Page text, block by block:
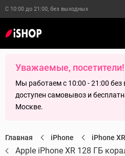
С 10:00 до 21:00, без выходных
Уважаемые, посетители!
Мы работаем с 10:00 - 21:00
доступен самовывоз и
Москве.
Главная iPhone iPhone XR
Apple iPhone XR 128 ГБ